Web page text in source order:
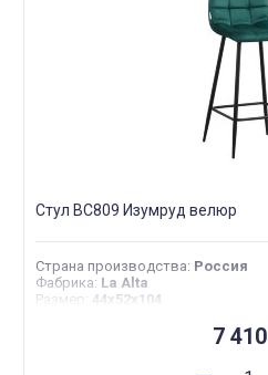
Стул BC809 Изумруд велюр
Страна производства: Россия
Фабрика: La Alta
Размер : 44х52х104
7 410